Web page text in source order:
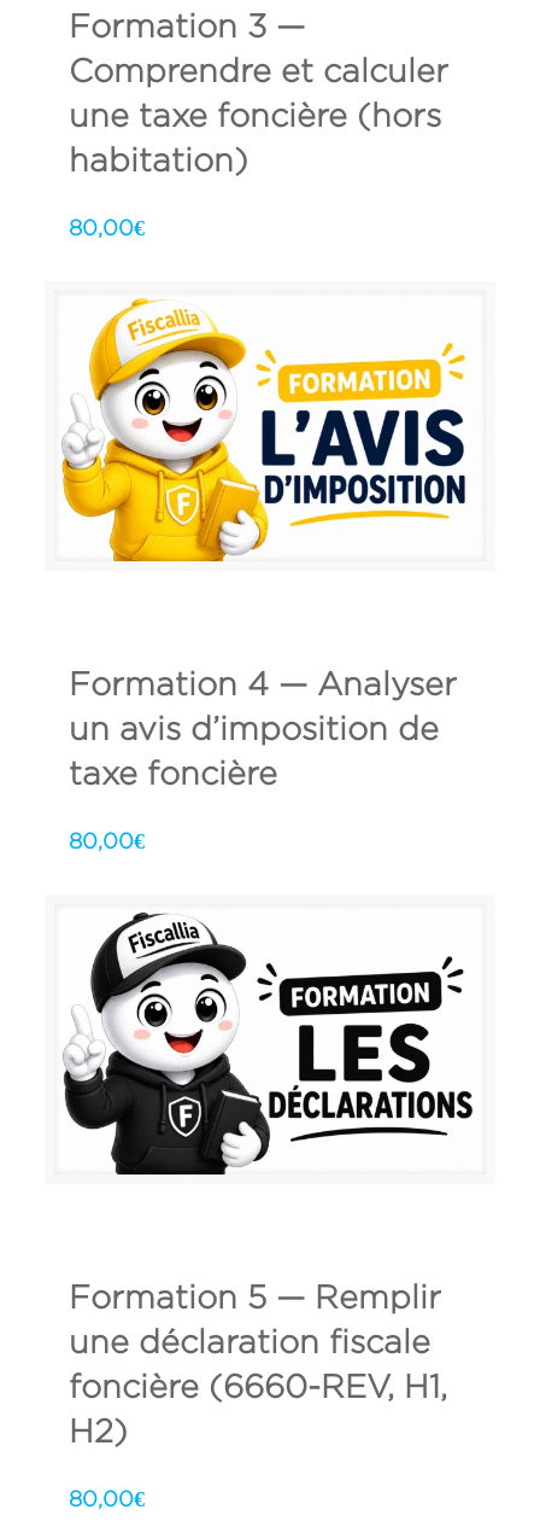
Formation 3 —
Comprendre et calculer
une taxe foncière (hors
habitation)
80,00€
Formation 4 — Analyser
un avis d’imposition de
taxe foncière
80,00€
Formation 5 — Remplir
une déclaration fiscale
foncière (6660-REV, H1,
H2)
80,00€